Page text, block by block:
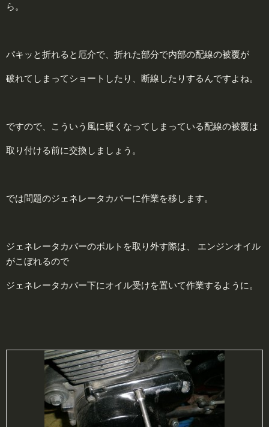
ら。
パキッと折れると厄介で、折れた部分で内部の配線の被覆が
破れてしまってショートしたり、断線したりするんですよね。
ですので、こういう風に硬くなってしまっている配線の被覆は
取り付ける前に交換しましょう。
では問題のジェネレータカバーに作業を移します。
ジェネレータカバーのボルトを取り外す際は、 エンジンオイル
がこぼれるので
ジェネレータカバー下にオイル受けを置いて作業するように。